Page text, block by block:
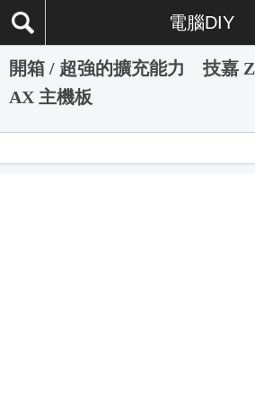
電腦DIY
開箱 / 超強的擴充能力 技嘉
AX 主機板